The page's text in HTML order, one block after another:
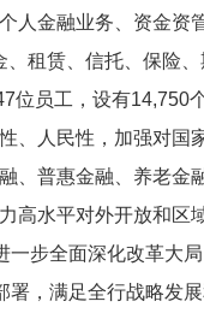
金融业务、资金资
租赁、信托、保险
员工，设有14,750
人民性，加强对国
、普惠金融、养老金
高水平对外开放和区
一步全面深化改革大
，满足全行战略发